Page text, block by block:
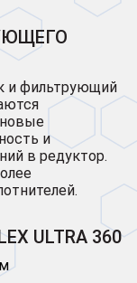
и фильтрующий
и
в редуктор.
ULTRA 360